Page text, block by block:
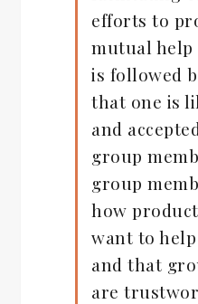
efforts to
mutual help
is followed
that one is
and
group
group
how
want to
and that
are